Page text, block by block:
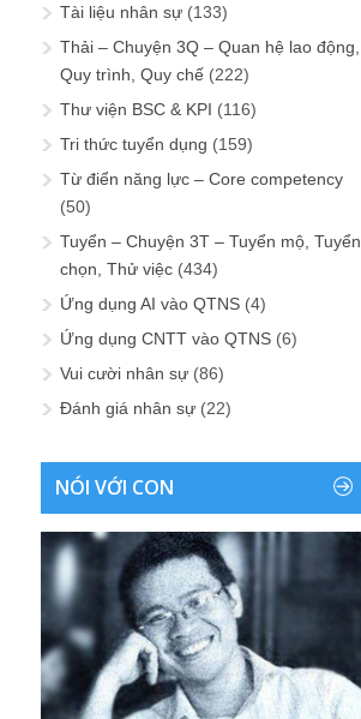
Tài liệu nhân sự (133)
Thải – Chuyện 3Q – Quan hệ lao động,
Quy trình, Quy chế (222)
Thư viện BSC & KPI (116)
Tri thức tuyển dụng (159)
Từ điển năng lực – Core competency
(50)
Tuyển – Chuyện 3T – Tuyển mộ, Tuyển
chọn, Thử việc (434)
Ứng dụng AI vào QTNS (4)
Ứng dụng CNTT vào QTNS (6)
Vui cười nhân sự (86)
Đánh giá nhân sự (22)
NÓI VỚI CON